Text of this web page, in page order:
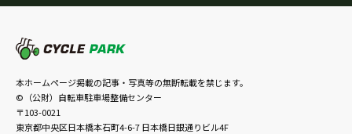
本ホームページ掲載の記事・写真等の無断転載を禁じます。
©（公財）自転車駐車場整備センター
〒103-0021
東京都中央区日本橋本石町4-6-7 日本橋日銀通りビル4F